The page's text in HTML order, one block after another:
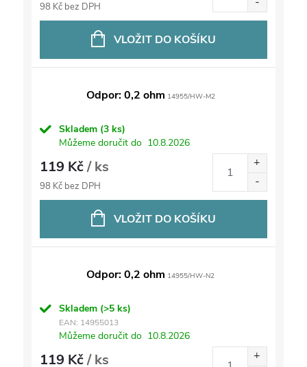
98 Kč bez DPH
VLOŽIT DO KOŠÍKU
Odpor: 0,2 ohm 14955/HW-M2
Skladem (3 ks)
Můžeme doručit do 10.8.2026
119 Kč/ ks
98 Kč bez DPH
VLOŽIT DO KOŠÍKU
Odpor: 0,2 ohm 14955/HW-N2
Skladem (>5 ks)
EAN: 14955013
Můžeme doručit do 10.8.2026
119 Kč/ ks